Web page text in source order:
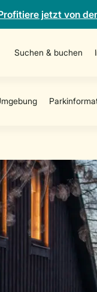
jetzt von
Suchen & buchen